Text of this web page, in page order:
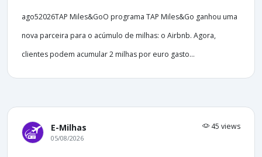
ago52026TAP Miles&GoO programa TAP Miles&Go ganhou uma
nova parceira para o acúmulo de milhas: o Airbnb. Agora,
clientes podem acumular 2 milhas por euro gasto...
E-Milhas 45 views
05/08/2026